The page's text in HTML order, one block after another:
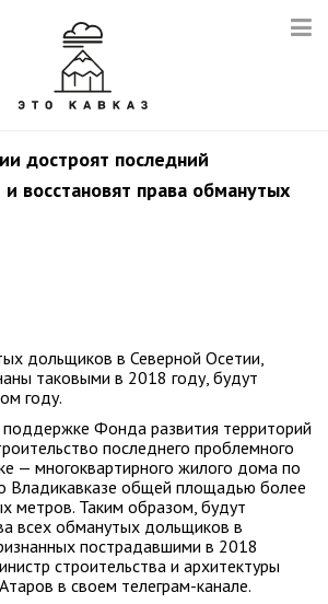
достроят последний
восстановят права обманутых
дольщиков в Северной Осетии,
таковыми в 2018 году, будут
году.
Фонда развития территорий
последнего проблемного
— многоквартирного жилого дома по
Владикавказе общей площадью более
метров. Таким образом, будут
всех обманутых дольщиков в
пострадавшими в 2018
строительства и архитектуры
в своем телеграм-канале.